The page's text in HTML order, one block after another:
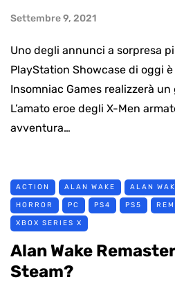
Settembre 9, 2021
Uno degli annunci a sorpresa
PlayStation Showcase di oggi
Insomniac Games realizzerà
L’amato eroe degli X-Men
avventura…
ACTION ALAN WAKE ALAN
HORROR PC PS4 PS5
XBOX SERIES X
Alan Wake
Steam?